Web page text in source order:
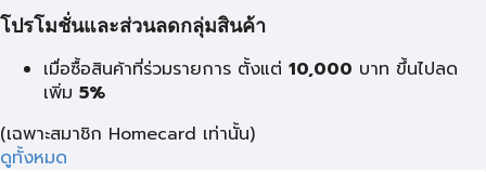
โปรโมชั่นและส่วนลดกลุ่มสินค้า
เมื่อซื้อสินค้าที่ร่วมรายการ ตั้งแต่ 10,000 บาท ขึ้นไปลด
เพิ่ม 5%
(เฉพาะสมาชิก Homecard เท่านั้น)
ดูทั้งหมด